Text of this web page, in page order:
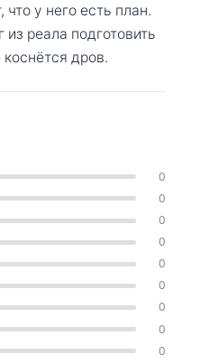
что у него есть план.
реала подготовить
дров.
0
0
0
0
0
0
0
0
0